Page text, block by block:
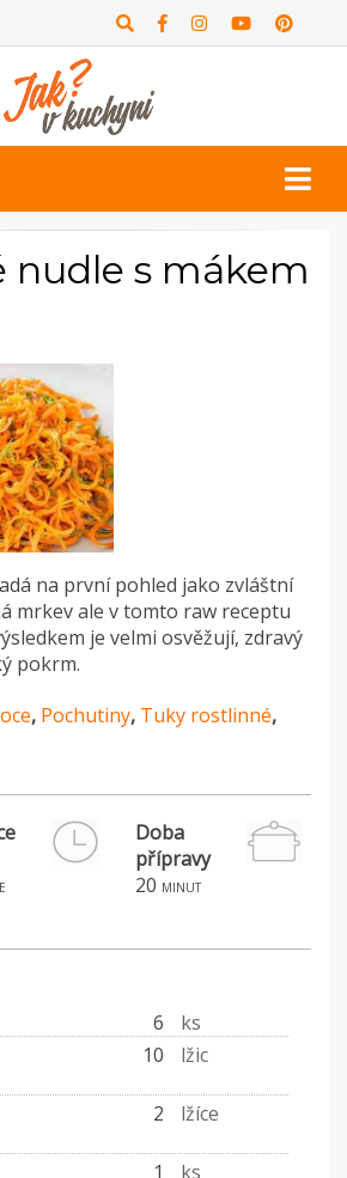
nudle s mákem
na první pohled jako zvláštní
mrkev ale v tomto raw receptu
je velmi osvěžují, zdravý
pokrm.
, Pochutiny, Tuky rostlinné,
Doba
přípravy
20 minut
6
ks
10
lžic
2
lžíce
1
ks